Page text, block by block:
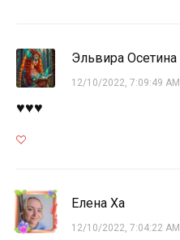
Эльвира Осетина
12/10/2022, 7:09:49 AM
♥♥♥
Елена Ха
12/10/2022, 7:04:22 AM